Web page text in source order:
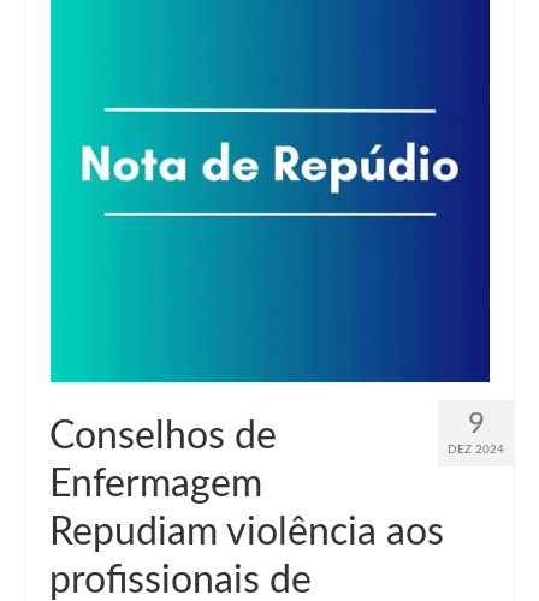
Para Você
Procedimento para registro
Clube de Vantagens
Fale Conosco
NEP
9
DEZ 2024
Conselhos de
Enfermagem
Repudiam violência aos
profissionais de